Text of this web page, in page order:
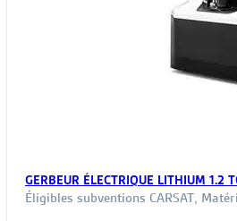
GERBEUR ÉLECTRIQUE LITHIUM 1.2
Éligibles subventions CARSAT,